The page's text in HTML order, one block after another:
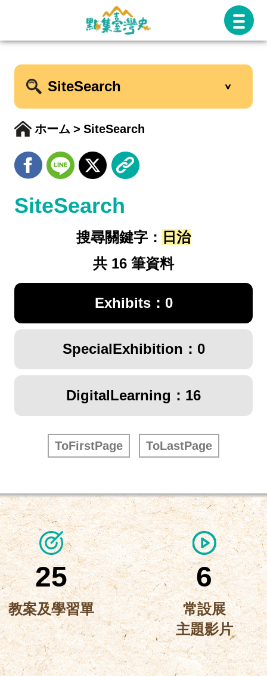
SiteSearch
ホーム SiteSearch
SiteSearch
搜尋關鍵字： 日治
共 16 筆資料
Exhibits：0
SpecialExhibition：0
DigitalLearning：16
ToFirstPage ToLastPage
25
教案及學習單
6
常設展
主題影片